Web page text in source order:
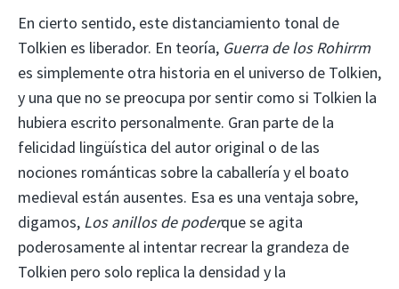
En cierto sentido, este distanciamiento tonal de
Tolkien es liberador. En teoría, Guerra de los Rohirrm
es simplemente otra historia en el universo de Tolkien,
y una que no se preocupa por sentir como si Tolkien la
hubiera escrito personalmente. Gran parte de la
felicidad lingüística del autor original o de las
nociones románticas sobre la caballería y el boato
medieval están ausentes. Esa es una ventaja sobre,
digamos, Los anillos de poderque se agita
poderosamente al intentar recrear la grandeza de
Tolkien pero solo replica la densidad y la